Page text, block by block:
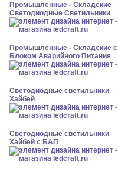
Промышленные - Складские
Светодиодные Светильники
Промышленные - Складские с
Блоком Аварийного Питания
Светодиодные светильники
Хайбей
Светодиодные светильники
Хайбей с БАП